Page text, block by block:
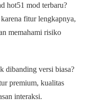
hot51 mod terbaru?
fitur lengkapnya,
memahami risiko
dibanding versi biasa?
premium, kualitas
interaksi.